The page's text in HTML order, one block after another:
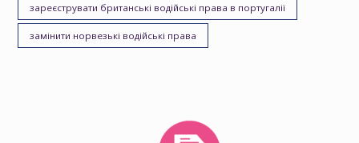
зареєструвати британські водійські права в португалії
замінити норвезькі водійські права